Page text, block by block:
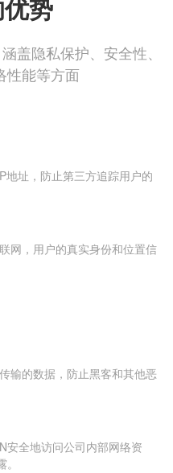
势
盖隐私保护、安全性、
性能等方面
地址，防止第三方追踪用户的
网，用户的真实身份和位置信
输的数据，防止黑客和其他恶
安全地访问公司内部网络资